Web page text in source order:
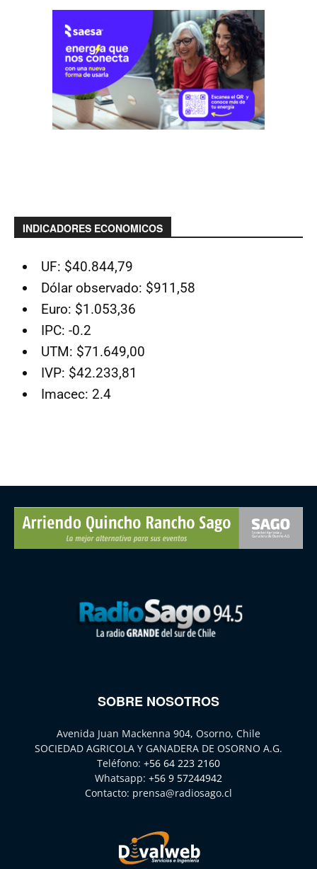
INDICADORES ECONOMICOS
UF: $40.844,79
Dólar observado: $911,58
Euro: $1.053,36
IPC: -0.2
UTM: $71.649,00
IVP: $42.233,81
Imacec: 2.4
SOBRE NOSOTROS
Avenida Juan Mackenna 904, Osorno, Chile
SOCIEDAD AGRICOLA Y GANADERA DE OSORNO A.G.
Teléfono: +56 64 223 2160
Whatsapp: +56 9 57244942
Contacto: prensa@radiosago.cl